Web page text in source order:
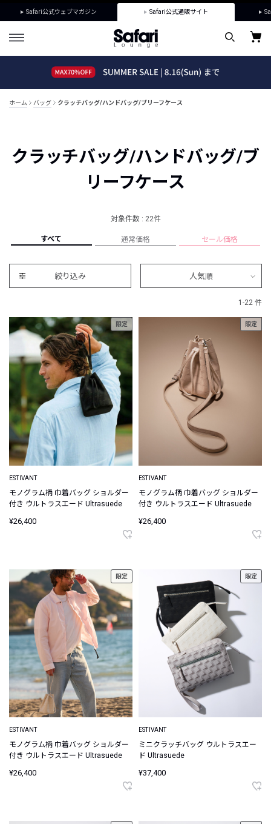
Safari公式ウェブマガジン Safari公式通販サイト
ホーム バッグ クラッチバッグ/ハンドバッグ/ブリーフケース
クラッチバッグ/ハンドバッグ/ブ
リーフケース
対象件数 : 22件
すべて 通常価格 セール価格
絞り込み 人気順
1-22 件
限定
ESTIVANT
モノグラム柄 巾着バッグ ショルダー
付き ウルトラスエード Ultrasuede
¥26,400
限定
ESTIVANT
モノグラム柄 巾着バッグ ショルダー
付き ウルトラスエード Ultrasuede
¥26,400
限定
ESTIVANT
モノグラム柄 巾着バッグ ショルダー
付き ウルトラスエード Ultrasuede
¥26,400
限定
ESTIVANT
ミニクラッチバッグ ウルトラスエー
ド Ultrasuede
¥37,400